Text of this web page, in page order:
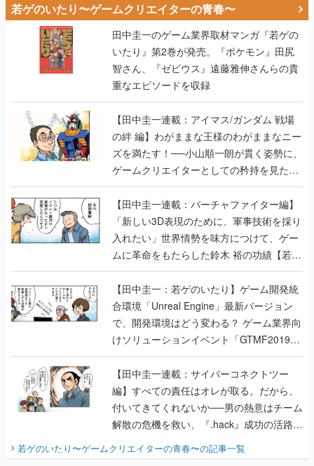
若ゲのいたり〜ゲームクリエイターの青春〜
田中圭一のゲーム業界取材マンガ『若ゲの
いたり』第2巻が発売。『ポケモン』田尻
智さん、『ゼビウス』遠藤雅伸さんらの貴
重なエピソードを収録
【田中圭一連載：アイマス/ガンダム 戦場
の絆 編】わがままな王様のわがままなニー
ズを満たす！──小山順一朗が貫く姿勢に、
ゲームクリエイターとしての矜持を見た
【若ゲのいたり最終回】
【田中圭一連載：バーチャファイター編】
「新しい3D表現のために、軍事技術を採り
入れたい」世界情勢を味方につけて、ゲー
ムに革命をもたらした鈴木 裕の功績【若ゲ
のいたり】
【田中圭一：若ゲのいたり】ゲーム開発統
合環境「Unreal Engine」最新バージョン
で、開発環境はどう変わる？ ゲーム業界向
けソリューションイベント「GTMF2019」
に行って、より理解を深めよう【PR】
【田中圭一連載：サイバーコネクトツー
編】すべての責任はオレが取る。だから、
付いてきてくれないか──男の熱意はチーム
解散の危機を救い、『.hack』成功の活路を
開く。業界の快男児・松山 洋に流れる血は
『少年ジャンプ』色だった【若ゲのいた
若ゲのいたり〜ゲームクリエイターの青春〜の記事一覧